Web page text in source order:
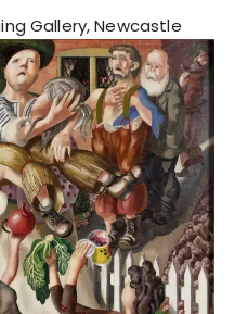
Gallery, Newcastle